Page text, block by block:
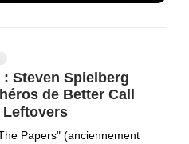
: Steven Spielberg
de Better Call
Leftovers
Papers" (anciennement